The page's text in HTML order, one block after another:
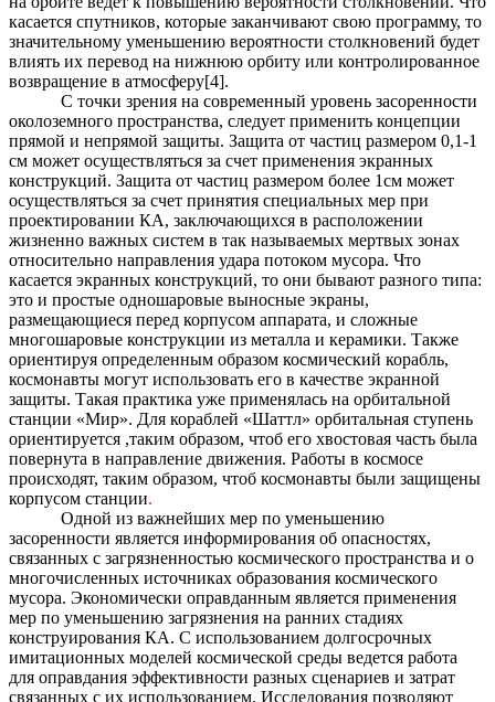
касается спутников, которые заканчивают свою программу, то
значительному уменьшению вероятности столкновений будет
влиять их перевод на нижнюю орбиту или контролированное
возвращение в атмосферу[4].
С точки зрения на современный уровень засоренности
околоземного пространства, следует применить концепции
прямой и непрямой защиты. Защита от частиц размером 0,1-1
см может осуществляться за счет применения экранных
конструкций. Защита от частиц размером более 1см может
осуществляться за счет принятия специальных мер при
проектировании КА, заключающихся в расположении
жизненно важных систем в так называемых мертвых зонах
относительно направления удара потоком мусора. Что
касается экранных конструкций, то они бывают разного типа:
это и простые одношаровые выносные экраны,
размещающиеся перед корпусом аппарата, и сложные
многошаровые конструкции из металла и керамики. Также
ориентируя определенным образом космический корабль,
космонавты могут использовать его в качестве экранной
защиты. Такая практика уже применялась на орбитальной
станции «Мир». Для кораблей «Шаттл» орбитальная ступень
ориентируется ,таким образом, чтоб его хвостовая часть была
повернута в направление движения. Работы в космосе
происходят, таким образом, чтоб космонавты были защищены
корпусом станции.
Одной из важнейших мер по уменьшению
засоренности является информирования об опасностях,
связанных с загрязненностью космического пространства и о
многочисленных источниках образования космического
мусора. Экономически оправданным является применения
мер по уменьшению загрязнения на ранних стадиях
конструирования КА. С использованием долгосрочных
имитационных моделей космической среды ведется работа
для оправдания эффективности разных сценариев и затрат
связанных с их использованием. Исследования позволяют